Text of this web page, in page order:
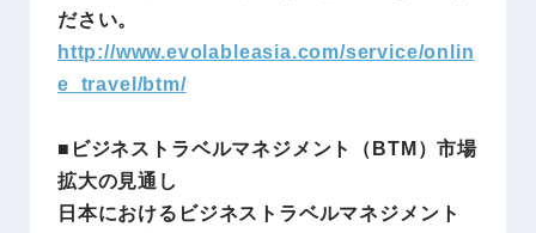
ださい。
http://www.evolableasia.com/service/onlin
e_travel/btm/
■ ビジネストラベルマネジメント（BTM）市場
拡大の見通し
日本におけるビジネストラベルマネジメント